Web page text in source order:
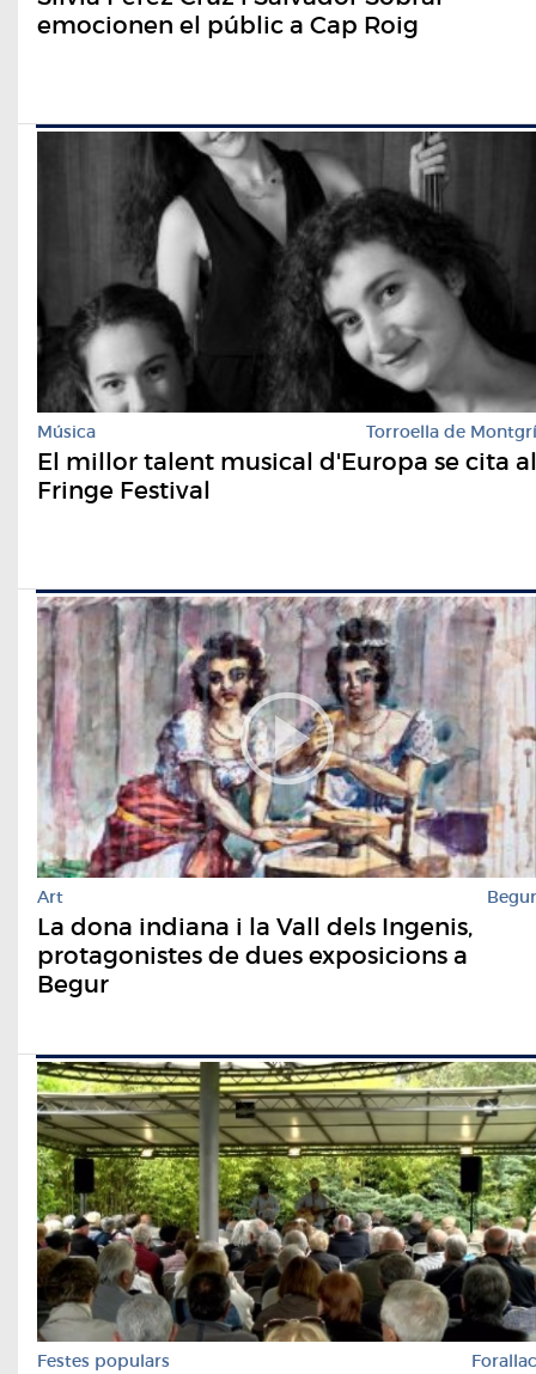
emocionen el públic a Cap Roig
Música Torroella de Montgrí
El millor talent musical d'Europa se cita al
Fringe Festival
Art Begur
La dona indiana i la Vall dels Ingenis,
protagonistes de dues exposicions a
Begur
Festes populars Forallac